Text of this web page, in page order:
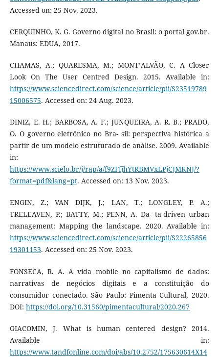
Accessed on: 25 Nov. 2023.
CERQUINHO, K. G. Governo digital no Brasil: o portal gov.br.
Manaus: EDUA, 2017.
CHAMAS, A.; QUARESMA, M.; MONT’ALVÃO, C. A Closer
Look On The User Centred Design. 2015. Available in:
https://www.sciencedirect.com/science/article/pii/S23519789
15006575. Accessed on: 24 Aug. 2023.
DINIZ, E. H.; BARBOSA, A. F.; JUNQUEIRA, A. R. B.; PRADO,
O. O governo eletrônico no Bra- sil: perspectiva histórica a
partir de um modelo estruturado de análise. 2009. Available
in:
https://www.scielo.br/j/rap/a/f9ZFfjhYtRBMVxLPjCJMKNJ/?
format=pdf&lang=pt. Accessed on: 13 Nov. 2023.
ENGIN, Z.; VAN DIJK, J.; LAN, T.; LONGLEY, P. A.;
TRELEAVEN, P.; BATTY, M.; PENN, A. Da- ta-driven urban
management: Mapping the landscape. 2020. Available in:
https://www.sciencedirect.com/science/article/pii/S22265856
19301153. Accessed on: 25 Nov. 2023.
FONSECA, R. A. A vida mobile no capitalismo de dados:
narrativas de negócios digitais e a constituição do
consumidor conectado. São Paulo: Pimenta Cultural, 2020.
DOI: https://doi.org/10.31560/pimentacultural/2020.267
GIACOMIN, J. What is human centered design? 2014.
Available in:
https://www.tandfonline.com/doi/abs/10.2752/175630614X14